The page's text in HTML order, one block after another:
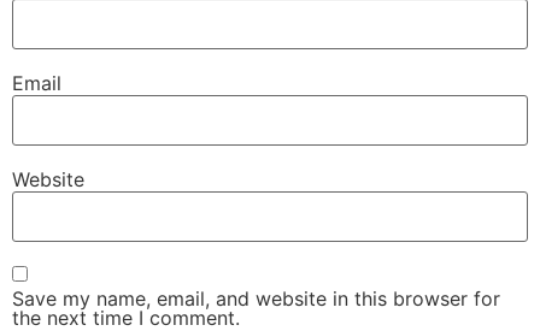
Email
Website
Save my name, email, and website in this browser for
the next time I comment.